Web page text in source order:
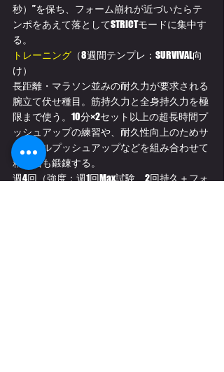
秒）”を保ち、フォーム崩れが近づいたらテ
ンポをあえて落としてSTRICTモードに集中す
る。
トレーニング （8週間テンプレ：SURVIVAL向
け）
長距離・マラソン並みの耐久力が要求される
腕立て伏せ種目。筋持久力と全身持久力を極
限まで使う。10分×2セット以上の超長時間プ
ッシュアップの練習や、耐久性向上のためサ
バイバルプッシュアップなどを組み合わせて
精神面も鍛錬する。
週4回（強度：週1回Max試験、2回持久＋フォ